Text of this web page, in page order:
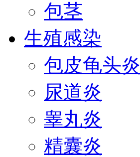
包茎
生殖感染
包皮龟头炎
尿道炎
睾丸炎
精囊炎